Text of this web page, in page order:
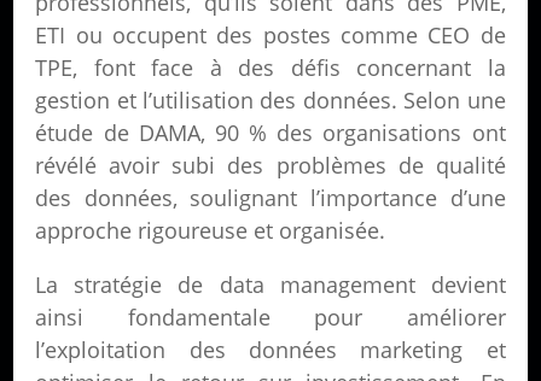
ETI ou occupent des postes comme CEO de
TPE, font face à des défis concernant la
gestion et l’utilisation des données. Selon une
étude de DAMA, 90 % des organisations ont
révélé avoir subi des problèmes de qualité
des données, soulignant l’importance d’une
approche rigoureuse et organisée.
La stratégie de data management devient
ainsi fondamentale pour améliorer
l’exploitation des données marketing et